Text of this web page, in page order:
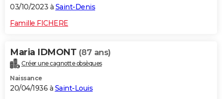
03/10/2023 à Saint-Denis
Famille FICHERE
Maria IDMONT (87 ans)
Créer une cagnotte obsèques
Naissance
20/04/1936 à Saint-Louis